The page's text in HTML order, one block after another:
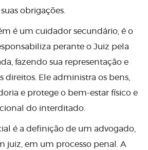
suas obrigações.
é um cuidador secundário, é o
perante o Juiz pela
fazendo sua representação e
direitos. Ele administra os bens,
e protege o bem-estar físico e
do interditado.
é a definição de um advogado,
juiz, em um processo penal. A